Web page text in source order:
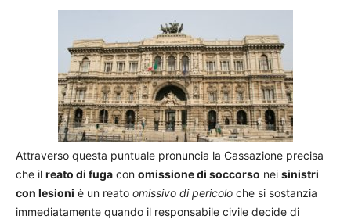
Attraverso questa puntuale pronuncia la Cassazione precisa
che il reato di fuga con omissione di soccorso nei sinistri
con lesioni è un reato omissivo di pericolo che si sostanzia
immediatamente quando il responsabile civile decide di